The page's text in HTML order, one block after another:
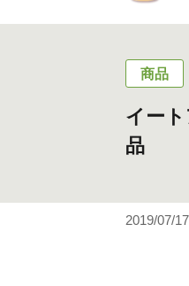
商品
イー
品
2019/07/17